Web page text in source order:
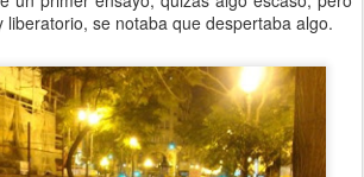
liberatorio, se notaba que despertaba algo.